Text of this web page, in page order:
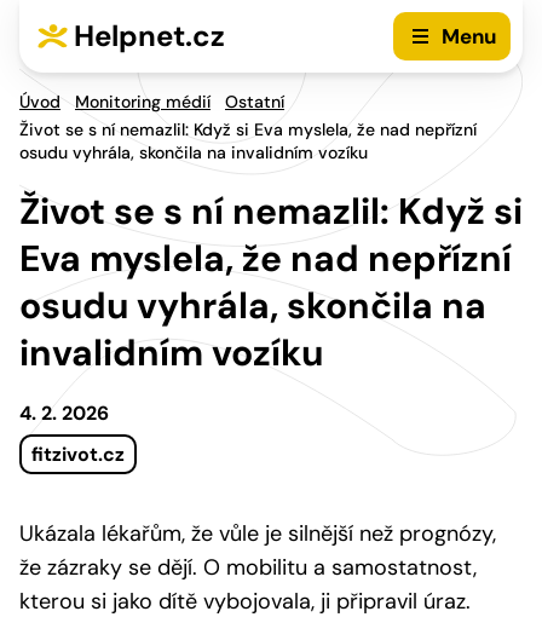
Helpnet.cz Menu
Úvod Monitoring médií
Ostatní
Život se s ní nemazlil: Když si Eva myslela, že nad nepřízní
osudu vyhrála, skončila na invalidním vozíku
Život se s ní nemazlil: Když si
Eva myslela, že nad nepřízní
osudu vyhrála, skončila na
invalidním vozíku
4. 2. 2026
fitzivot.cz
Ukázala lékařům, že vůle je silnější než prognózy,
že zázraky se dějí. O mobilitu a samostatnost,
kterou si jako dítě vybojovala, ji připravil úraz.